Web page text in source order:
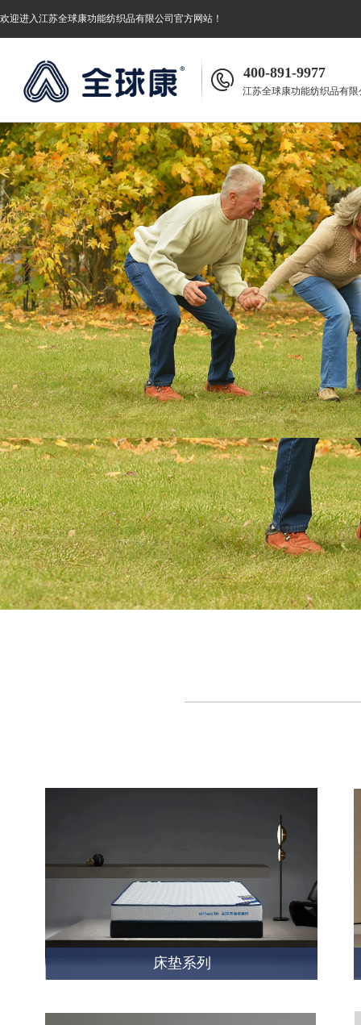
欢迎进入江苏全球康功能纺织品有限公司 官方网站！
江苏全球康功能纺织品有限
400-891-9977
床垫系列